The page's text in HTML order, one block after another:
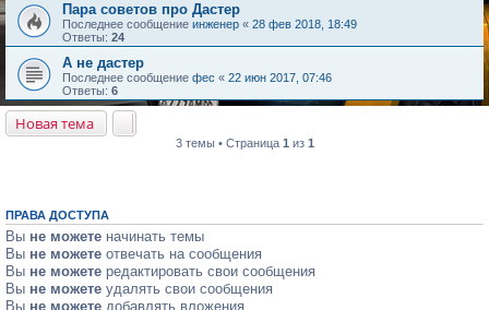
Пара советов про Дастер
Последнее сообщение инженер « 28 фев 2018, 18:49
Ответы: 24
А не дастер
Последнее сообщение фес « 22 июн 2017, 07:46
Ответы: 6
Новая тема
3 темы • Страница 1 из 1
ПРАВА ДОСТУПА
Вы не можете начинать темы
Вы не можете отвечать на сообщения
Вы не можете редактировать свои сообщения
Вы не можете удалять свои сообщения
Вы не можете добавлять вложения